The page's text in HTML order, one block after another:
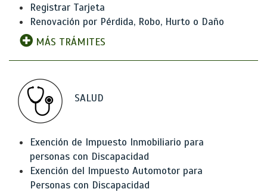
Registrar Tarjeta
Renovación por Pérdida, Robo, Hurto o Daño
MÁS TRÁMITES
SALUD
Exención de Impuesto Inmobiliario para
personas con Discapacidad
Exención del Impuesto Automotor para
Personas con Discapacidad